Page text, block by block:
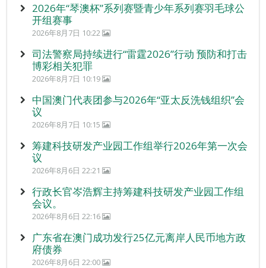
2026年“琴澳杯”系列赛暨青少年系列赛羽毛球公
开组赛事
2026年8月7日 10:22
司法警察局持续进行“雷霆2026”行动 预防和打击
博彩相关犯罪
2026年8月7日 10:19
中国澳门代表团参与2026年“亚太反洗钱组织”会
议
2026年8月7日 10:15
筹建科技研发产业园工作组举行2026年第一次会
议
2026年8月6日 22:21
行政长官岑浩辉主持筹建科技研发产业园工作组
会议。
2026年8月6日 22:16
广东省在澳门成功发行25亿元离岸人民币地方政
府债券
2026年8月6日 22:00